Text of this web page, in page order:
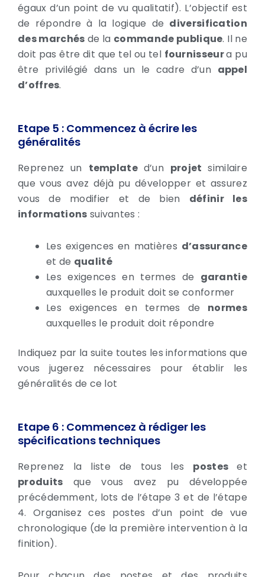
égaux d’un point de vu qualitatif). L’objectif est
de répondre à la logique de diversification
des marchés de la commande publique. Il ne
doit pas être dit que tel ou tel fournisseura pu
être privilégié dans un le cadre d’un appel
d’offres.
Etape 5 : Commencez à écrire les
généralités
Reprenez un template d’un projetsimilaire
que vous avez déjà pu développer et assurez
vous de modifier et de bien définir les
informations suivantes :
Les exigences en matières d’assurance
et de qualité
Les exigences en termes de garantie
auxquelles le produit doit se conformer
Les exigences en termes de normes
auxquelles le produit doit répondre
Indiquez par la suite toutes les informations que
vous jugerez nécessaires pour établir les
généralités de ce lot
Etape 6 : Commencez à rédiger les
spécifications techniques
Reprenez la liste de tous les posteset
produits que vous avez pu développée
précédemment, lots de l’étape 3 et de l’étape
4. Organisez ces postes d’un point de vue
chronologique (de la première intervention à la
finition).